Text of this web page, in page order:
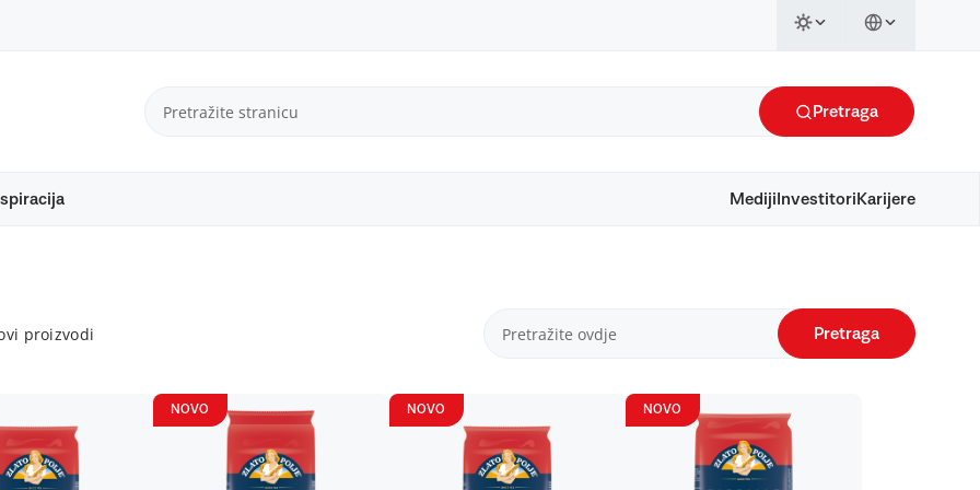
Pretraga
Mediji Investitori Karijere
proizvodi Pretraga
NOVO NOVO NOVO